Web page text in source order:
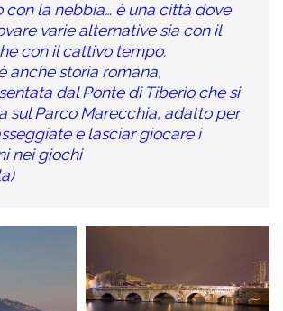
con la nebbia… è una città dove
varie alternative sia con il
con il cattivo tempo.
anche storia romana,
dal Ponte di Tiberio che si
sul Parco Marecchia, adatto per
e lasciar giocare i
nei giochi